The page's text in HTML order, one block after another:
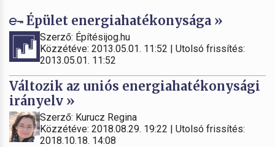
Épület energiahatékonysága »
Szerző: Építésijog.hu
Közzétéve: 2013.05.01. 11:52 | Utolsó frissítés:
2013.05.01. 11:52
Változik az uniós energiahatékonysági
irányelv »
Szerző: Kurucz Regina
Közzétéve: 2018.08.29. 19:22 | Utolsó frissítés:
2018.10.18. 14:08